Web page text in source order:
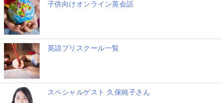
子供向けオンライン英会話
英語プリスクール一覧
スペシャルゲスト 久保純子さん